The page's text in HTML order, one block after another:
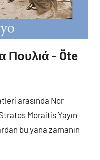
Πουλιά - Öte
arasında Nor
Moraitis Yayın
bu yana zamanın